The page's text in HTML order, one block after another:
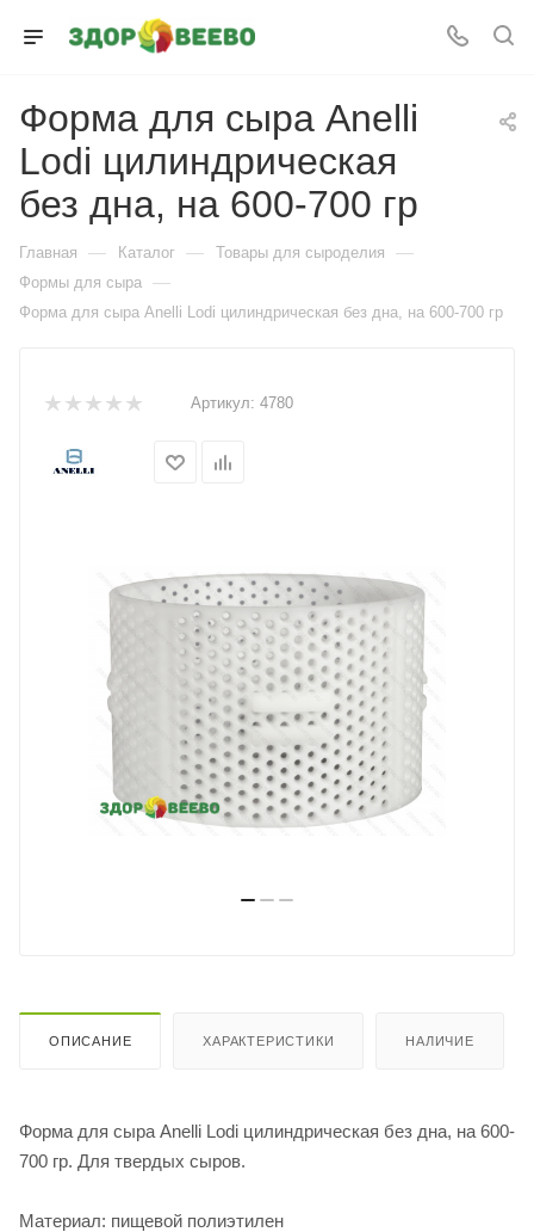
Форма для сыра Anelli
Lodi цилиндрическая
без дна, на 600-700 гр
Главная — Каталог — Товары для сыроделия —
Формы для сыра —
Форма для сыра Anelli Lodi цилиндрическая без дна, на 600-700 гр
Артикул: 4780
ОПИСАНИЕ ХАРАКТЕРИСТИКИ НАЛИЧИЕ
Форма для сыра Anelli Lodi цилиндрическая без дна, на 600-
700 гр. Для твердых сыров.
Материал: пищевой полиэтилен